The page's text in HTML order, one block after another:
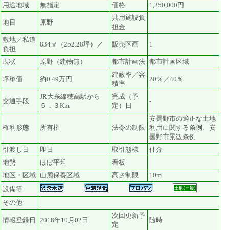
用途地域 無指定 価格 1,250,000円
地目 原野
共用施設負
担金
敷地／私道
負担
834㎡（252.28坪）／ 販売区画 1
現状 原野（建物無） 都市計画法 都市計画区域
坪単価 約0.49万円
建蔽率／容
積率
20％／40％
交通手段
JR大糸線穂高駅から
５．３Km
完成（予
定）日
-
権利形態 所有権 法令の制限
安曇野市の適正な土地
利用に関する条例、安
曇野市景観条例
引渡し日
即日 取引態様
仲介
地勢
ほぼ平坦
看板
地区・区域 山麓保養区域 高さ制限
10m
設備等
その他
情報登録日 2018年10月02日
次回更新予
定
随時